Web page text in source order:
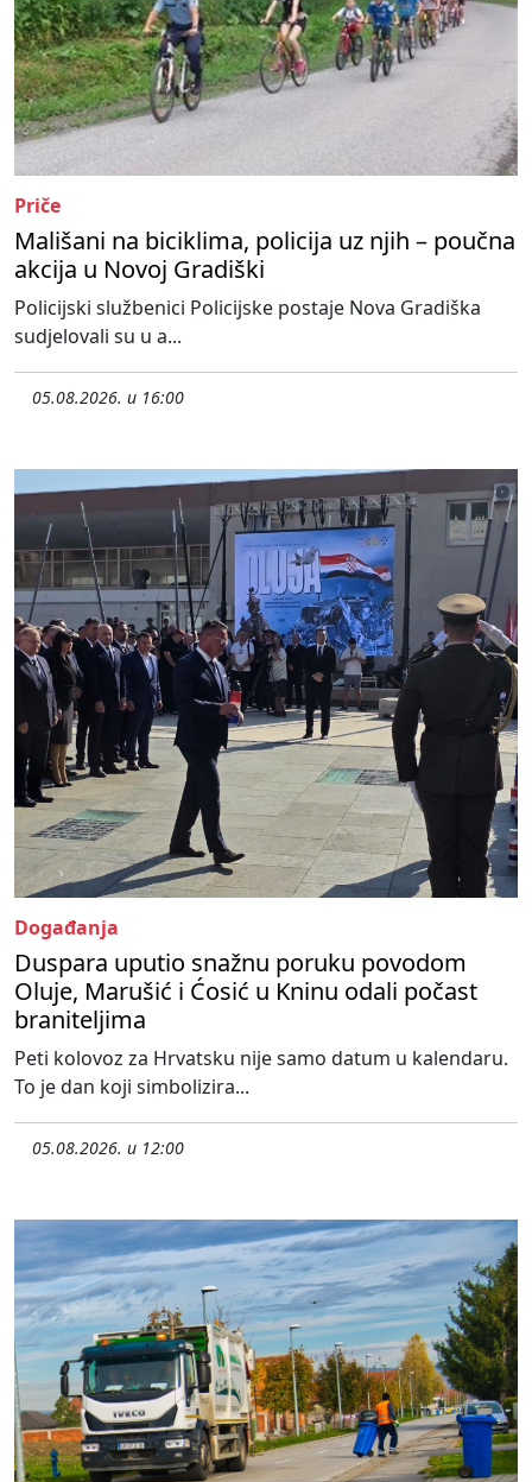
Priče
Mališani na biciklima, policija uz njih – poučna
akcija u Novoj Gradiški
Policijski službenici Policijske postaje Nova Gradiška
sudjelovali su u a...
05.08.2026. u 16:00
Događanja
Duspara uputio snažnu poruku povodom
Oluje, Marušić i Ćosić u Kninu odali počast
braniteljima
Peti kolovoz za Hrvatsku nije samo datum u kalendaru.
To je dan koji simbolizira...
05.08.2026. u 12:00